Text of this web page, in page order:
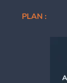
PLAN :